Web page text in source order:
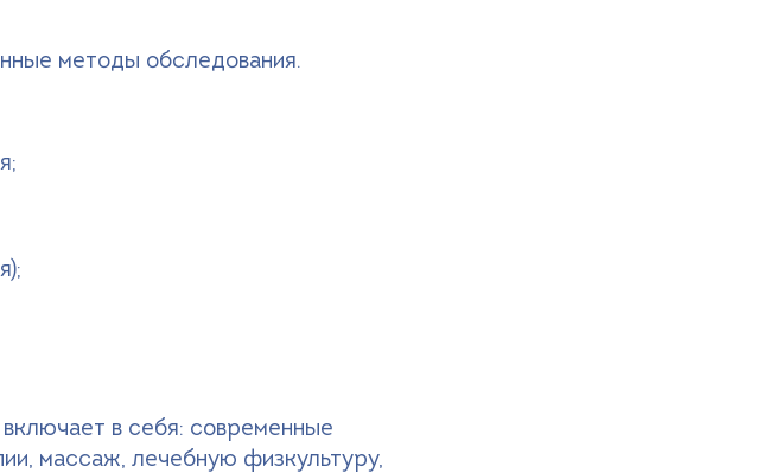
методы обследования.
в себя: современные
массаж, лечебную физкультуру,